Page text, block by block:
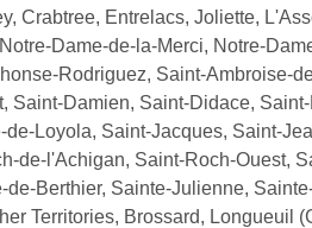
Crabtree, Entrelacs, Joliette,
Dame-de-la-Merci, Notre-
Rodriguez, Saint-Ambroise-
Damien, Saint-Didace,
Loyola, Saint-Jacques, Saint-
de-l'Achigan, Saint-Roch-Ouest,
Berthier, Sainte-Julienne,
Territories, Brossard,